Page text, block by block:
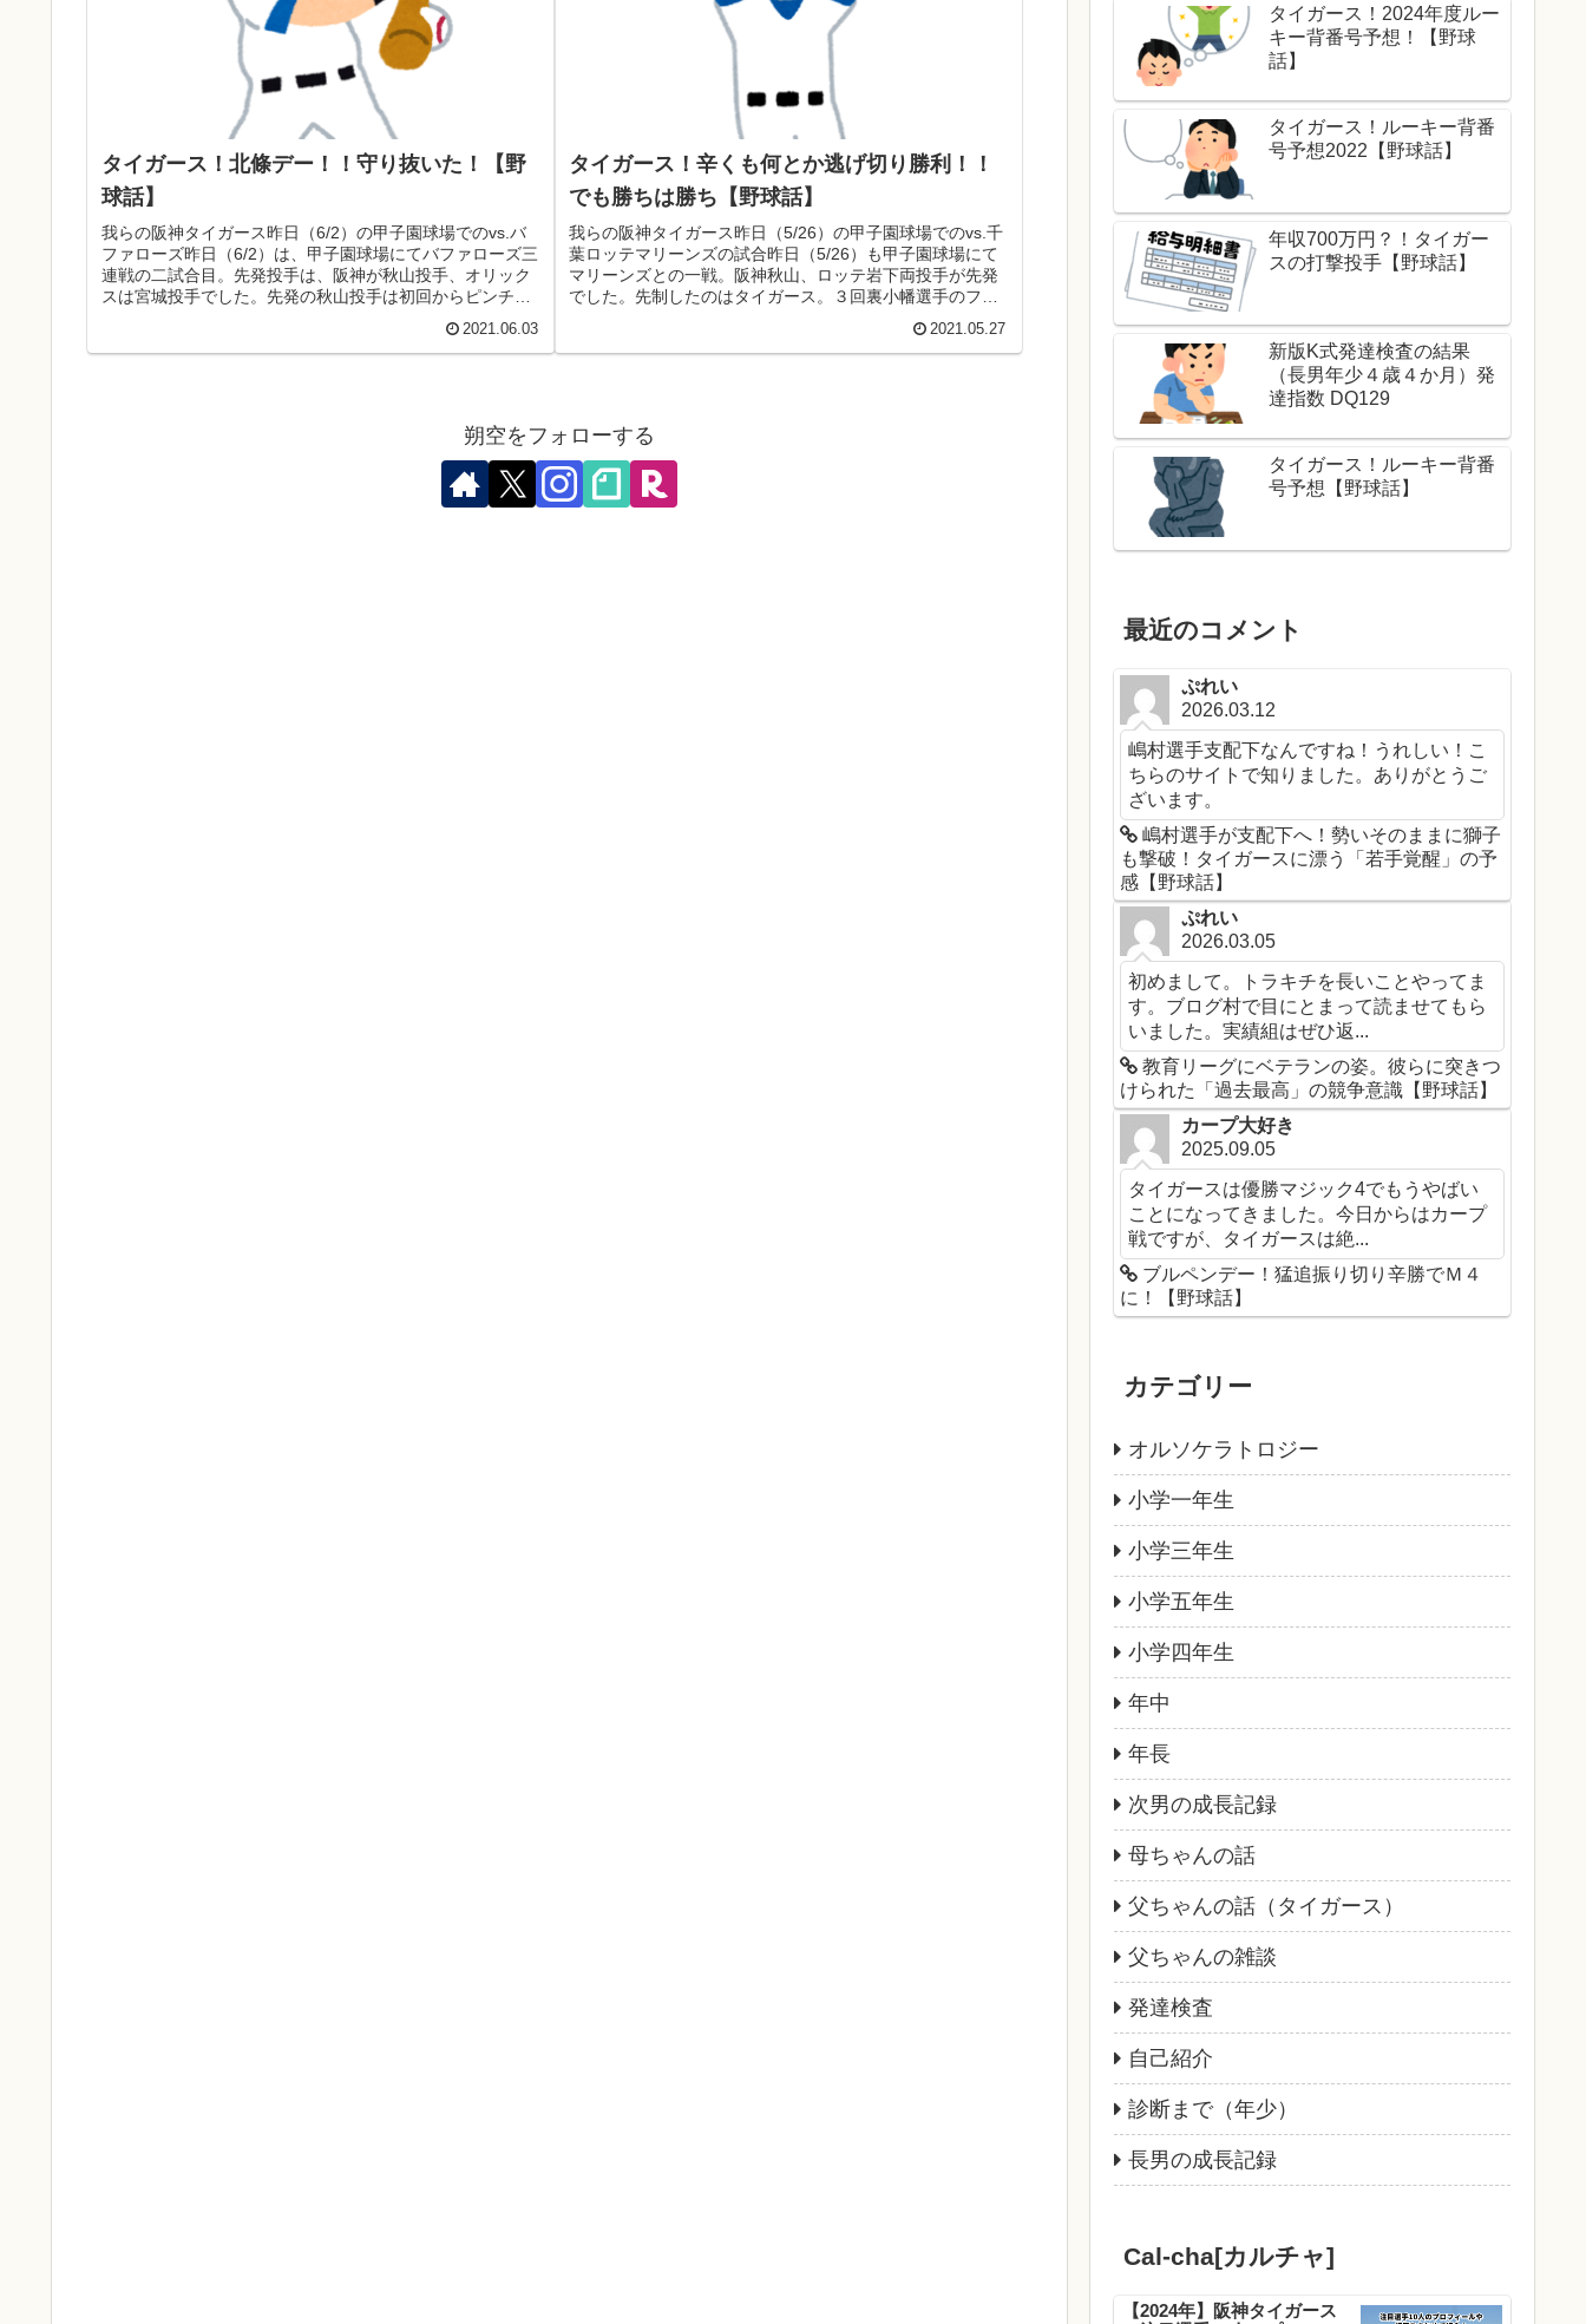
タイガース！北條デー！！守り抜いた！【野
球話】
我らの阪神タイガース昨日（6/2）の甲子園球場でのvs.バ
ファローズ昨日（6/2）は、甲子園球場にてバファローズ三
連戦の二試合目。先発投手は、阪神が秋山投手、オリック
スは宮城投手でした。先発の秋山投手は初回からピンチを
2021.06.03
タイガース！辛くも何とか逃げ切り勝利！！
でも勝ちは勝ち【野球話】
我らの阪神タイガース昨日（5/26）の甲子園球場でのvs.千
葉ロッテマリーンズの試合昨日（5/26）も甲子園球場にて
マリーンズとの一戦。阪神秋山、ロッテ岩下両投手が先発
でした。先制したのはタイガース。３回裏小幡選手のフォ
2021.05.27
朔空をフォローする
タイガース！2024年度ルー
キー背番号予想！【野球
話】
タイガース！ルーキー背番
号予想2022【野球話】
年収700万円？！タイガー
スの打撃投手【野球話】
新版K式発達検査の結果
（長男年少４歳４か月）発
達指数 DQ129
タイガース！ルーキー背番
号予想【野球話】
最近のコメント
ぷれい
2026.03.12
嶋村選手支配下なんですね！うれしい！こ
ちらのサイトで知りました。ありがとうご
ざいます。
嶋村選手が支配下へ！勢いそのままに獅子
も撃破！タイガースに漂う「若手覚醒」の予
感【野球話】
ぷれい
2026.03.05
初めまして。トラキチを長いことやってま
す。ブログ村で目にとまって読ませてもら
いました。実績組はぜひ返...
教育リーグにベテランの姿。彼らに突きつ
けられた「過去最高」の競争意識【野球話】
カープ大好き
2025.09.05
タイガースは優勝マジック4でもうやばい
ことになってきました。今日からはカープ
戦ですが、タイガースは絶...
ブルペンデー！猛追振り切り辛勝でＭ４
に！【野球話】
カテゴリー
オルソケラトロジー
小学一年生
小学三年生
小学五年生
小学四年生
年中
年長
次男の成長記録
母ちゃんの話
父ちゃんの話（タイガース）
父ちゃんの雑談
発達検査
自己紹介
診断まで（年少）
長男の成長記録
Cal-cha[カルチャ]
【2024年】阪神タイガース